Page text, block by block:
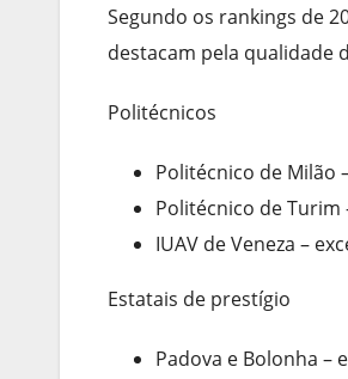
Segundo os rankings de
destacam pela qualidade
Politécnicos
Politécnico de Milão
Politécnico de
IUAV de Veneza –
Estatais de prestígio
Padova e Bolonha –